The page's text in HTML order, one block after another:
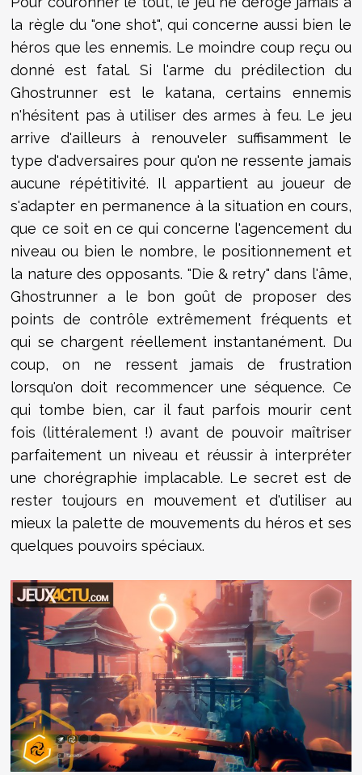
la règle du "one shot", qui concerne aussi bien le
héros que les ennemis. Le moindre coup reçu ou
donné est fatal. Si l'arme du prédilection du
Ghostrunner est le katana, certains ennemis
n'hésitent pas à utiliser des armes à feu. Le jeu
arrive d'ailleurs à renouveler suffisamment le
type d'adversaires pour qu'on ne ressente jamais
aucune répétitivité. Il appartient au joueur de
s'adapter en permanence à la situation en cours,
que ce soit en ce qui concerne l'agencement du
niveau ou bien le nombre, le positionnement et
la nature des opposants. "Die & retry" dans l'âme,
Ghostrunner a le bon goût de proposer des
points de contrôle extrêmement fréquents et
qui se chargent réellement instantanément. Du
coup, on ne ressent jamais de frustration
lorsqu'on doit recommencer une séquence. Ce
qui tombe bien, car il faut parfois mourir cent
fois (littéralement !) avant de pouvoir maîtriser
parfaitement un niveau et réussir à interpréter
une chorégraphie implacable. Le secret est de
rester toujours en mouvement et d'utiliser au
mieux la palette de mouvements du héros et ses
quelques pouvoirs spéciaux.